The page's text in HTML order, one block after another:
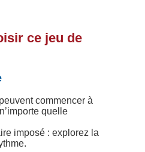
ce jeu de
commencer à
quelle
imposé : explorez la